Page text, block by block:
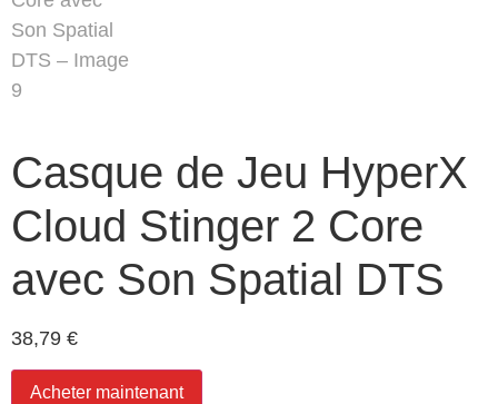
Casque de Jeu HyperX
Cloud Stinger 2 Core
avec Son Spatial DTS
38,79 €
Acheter maintenant